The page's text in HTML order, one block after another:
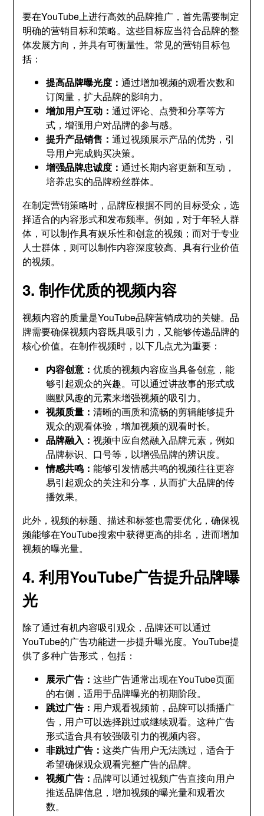
要在YouTube上进行高效的品牌推广，首先需要制定
明确的营销目标和策略。这些目标应当符合品牌的整
体发展方向，并具有可衡量性。常见的营销目标包
括：
提高品牌曝光度：通过增加视频的观看次数和
订阅量，扩大品牌的影响力。
增加用户互动：通过评论、点赞和分享等方
式，增强用户对品牌的参与感。
提升产品销售：通过视频展示产品的优势，引
导用户完成购买决策。
增强品牌忠诚度：通过长期内容更新和互动，
培养忠实的品牌粉丝群体。
在制定营销策略时，品牌应根据不同的目标受众，选
择适合的内容形式和发布频率。例如，对于年轻人群
体，可以制作具有娱乐性和创意的视频；而对于专业
人士群体，则可以制作内容深度较高、具有行业价值
的视频。
3. 制作优质的视频内容
视频内容的质量是YouTube品牌营销成功的关键。品
牌需要确保视频内容既具吸引力，又能够传递品牌的
核心价值。在制作视频时，以下几点尤为重要：
内容创意：优质的视频内容应当具备创意，能
够引起观众的兴趣。可以通过讲故事的形式或
幽默风趣的元素来增强视频的吸引力。
视频质量：清晰的画质和流畅的剪辑能够提升
观众的观看体验，增加视频的观看时长。
品牌融入：视频中应自然融入品牌元素，例如
品牌标识、口号等，以增强品牌的辨识度。
情感共鸣：能够引发情感共鸣的视频往往更容
易引起观众的关注和分享，从而扩大品牌的传
播效果。
此外，视频的标题、描述和标签也需要优化，确保视
频能够在YouTube搜索中获得更高的排名，进而增加
视频的曝光量。
4. 利用YouTube广告提升品牌曝
光
除了通过有机内容吸引观众，品牌还可以通过
YouTube的广告功能进一步提升曝光度。YouTube提
供了多种广告形式，包括：
展示广告：这些广告通常出现在YouTube页面
的右侧，适用于品牌曝光的初期阶段。
跳过广告： 用户观看视频前，品牌可以插播广
告，用户可以选择跳过或继续观看。这种广告
形式适合具有较强吸引力的视频内容。
非跳过广告：这类广告用户无法跳过，适合于
希望确保观众观看完整广告的品牌。
视频广告：品牌可以通过视频广告直接向用户
推送品牌信息，增加视频的曝光量和观看次
数。